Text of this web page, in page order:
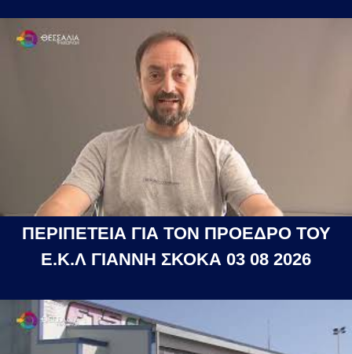
ΠΕΡΙΠΕΤΕΙΑ ΓΙΑ ΤΟΝ ΠΡΟΕΔΡΟ ΤΟΥ
Ε.Κ.Λ ΓΙΑΝΝΗ ΣΚΟΚΑ 03 08 2026